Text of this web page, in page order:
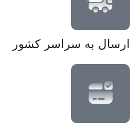
ارسال به سراسر کشور